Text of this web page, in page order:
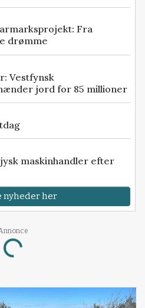
Fra
drømme
Vestfynsk
jord for 85 millioner
maskinhandler efter
nyheder her
Loading...